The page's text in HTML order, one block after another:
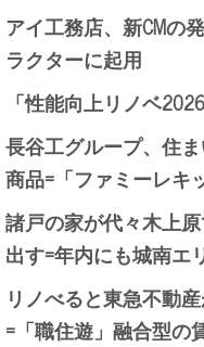
アイ工務店、新CMの
ラクターに起用
「性能向上リノベ
長谷工グループ、住
商品=「ファミーレキ
諸戸の家が代々木上
出す=年内にも城南エ
リノべると東急不動
=「職住遊」融合型の